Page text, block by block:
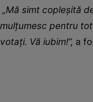
„Mă simt copleșită
mulțumesc pentru
votați. Vă iubim!”, a